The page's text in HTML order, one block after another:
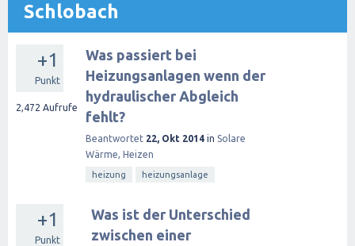
Schlobach
+1
Punkt
2,472 Aufrufe
Was passiert bei
Heizungsanlagen wenn der
hydraulischer Abgleich
fehlt?
Beantwortet 22, Okt 2014 in Solare
Wärme, Heizen
heizung heizungsanlage
+1
Punkt
Was ist der Unterschied
zwischen einer